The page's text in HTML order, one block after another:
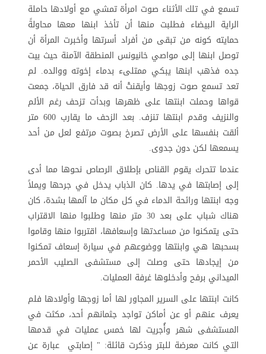
تسمع في تلك الأثناء صوت امرأة تمشي مع أولادها حاملة
الراية البيضاء فطلبت منها أن تأخذ ابنها معها محاولةً
حمايته كونه من تبقى من أفراد أسرتها وأخبرت المرأة أن
توصل ابنها إلى مواصي خانيونس المنطقة الآمنة حيث بيت
جده فذهب ابنها يبكي ممتلىء بدماء إخوته ووالده. لم
تعد تسمع صوت زوجها وأيقنتْ أنه قد فارق الحياة، جمعت
قواها وحملت ابنتها على ظهرها وبدأت تزحف رغم الألم
والنزيف وقدم ابنتها تنزف. بعد الزحف ما يقارب 600 متر
ألقت بنفسها على الأرض تصرخ بصوت مرتفع لعل من أحد
يسمعها لكن دون جدوى.
عندما تتحرك يقوم القناص بإطلاق الرصاص نحوها مما أدى
إلى إصابتها في يدها. كان الذباب يدخل في جرحها ويملاً
وجه ابنتها ورائحة الدماء في كل مكان ما آلمها بشدة، كان
هناك شباب على بعد 30 متر منها وطلبوا منها الاقتراب
حتى يتمكنوا من مساعدتها وإسعافها، اقتربوا منها وقاموا
بسحبها هي وابنتها ووضوعهم في سيارة إسعاف تمكنوا
من إيجادها حتى وصلت إلى مستشفى الصليب الأحمر
الميداني برفح وأدخلوها غرفة العمليات.
كانت ابنتها على السرير المجاور لها أما زوجها وأولادها فلم
يعرف عنهم أو عن أماكن تواجد جثمانهم أحد، مكثت في
المستشفى شهر وأُجريت لها خمس عمليات في قدمها
التي كانت معرضة للبتر وذكرت قائلة: " إصابتي عبارة عن